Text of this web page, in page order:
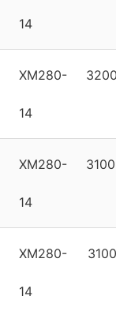
14
XM280-
14
XM280-
14
XM280-
14